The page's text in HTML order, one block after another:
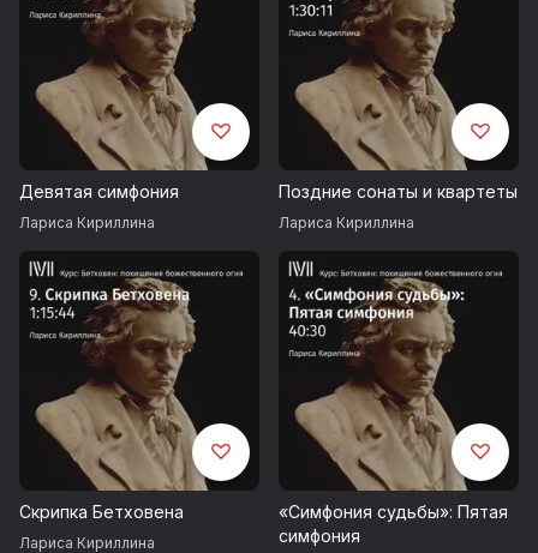
Девятая симфония
Лариса Кириллина
Поздние сонаты и квартеты
Лариса Кириллина
Скрипка Бетховена
Лариса Кириллина
«Симфония судьбы»: Пятая
симфония